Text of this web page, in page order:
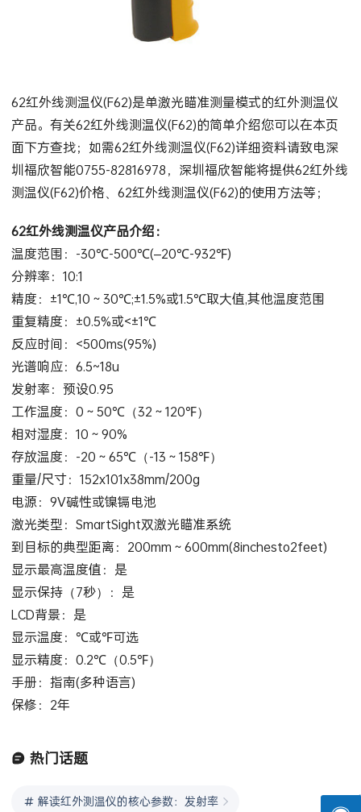
62红外线测温仪(F62)是单激光瞄准测量模式的红外测温仪
产品。有关62红外线测温仪(F62)的简单介绍您可以在本页
面下方查找；如需62红外线测温仪(F62)详细资料请致电深
圳福欣智能0755-82816978，深圳福欣智能将提供62红外线
测温仪(F62)价格、62红外线测温仪(F62)的使用方法等；
62红外线测温仪产品介绍：
温度范围：-30℃-500℃(–20℃-932℉)
分辨率：10:1
精度：±1℃,10～30℃;±1.5%或1.5℃取大值,其他温度范围
重复精度：±0.5%或<±1℃
反应时间：<500ms(95%)
光谱响应：6.5~18u
发射率：预设0.95
工作温度：0～50℃（32～120℉）
相对湿度：10～90%
存放温度：-20～65℃（-13～158℉）
重量/尺寸：152x101x38mm/200g
电源：9V碱性或镍镉电池
激光类型：SmartSight双激光瞄准系统
到目标的典型距离：200mm～600mm(8inchesto2feet)
显示最高温度值：是
显示保持（7秒）：是
LCD背景：是
显示温度：℃或℉可选
显示精度：0.2℃（0.5℉）
手册：指南(多种语言)
保修：2年
热门话题
解读红外测温仪的核心参数：发射率